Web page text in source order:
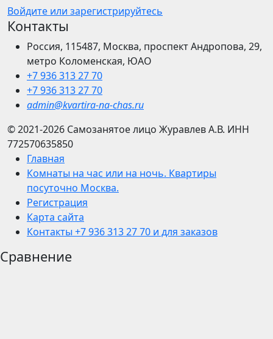
Войдите или зарегистрируйтесь
Контакты
Россия, 115487, Москва, проспект Андропова, 29,
метро Коломенская, ЮАО
+7 936 313 27 70
+7 936 313 27 70
admin@kvartira-na-chas.ru
© 2021-2026 Самозанятое лицо Журавлев А.В. ИНН
772570635850
Главная
Комнаты на час или на ночь. Квартиры
посуточно Москва.
Регистрация
Карта сайта
Контакты +7 936 313 27 70 и для заказов
Сравнение